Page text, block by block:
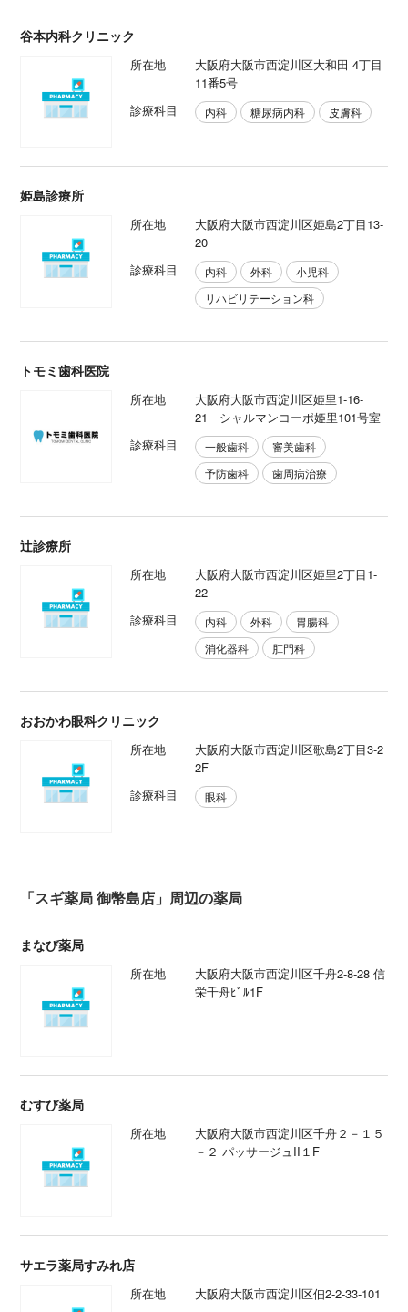
谷本内科クリニック
所在地
大阪府大阪市西淀川区大和田 4丁目
11番5号
診療科目
内科 糖尿病内科 皮膚科
姫島診療所
所在地
大阪府大阪市西淀川区姫島2丁目13-
20
診療科目
内科 外科
小児科
リハビリテーション科
トモミ歯科医院
所在地
大阪府大阪市西淀川区姫里1-16-
21 シャルマンコーポ姫里101号室
診療科目
一般歯科
審美歯科
予防歯科
歯周病治療
辻診療所
所在地
大阪府大阪市西淀川区姫里2丁目1-
22
診療科目
内科 外科
胃腸科
消化器科
肛門科
おおかわ眼科クリニック
所在地
大阪府大阪市西淀川区歌島2丁目3-2
2F
診療科目
眼科
「スギ薬局 御幣島店」周辺の薬局
まなび薬局
所在地
大阪府大阪市西淀川区千舟2-8-28 信
栄千舟ﾋﾞﾙ1F
むすび薬局
所在地
大阪府大阪市西淀川区千舟２－１５
－２ パッサージュII１F
サエラ薬局すみれ店
所在地 大阪府大阪市西淀川区佃2-2-33-101